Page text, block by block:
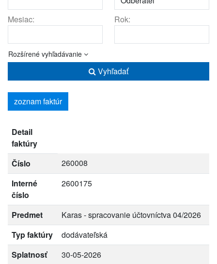
Mesiac: Rok:
Rozšírené vyhľadávanie
Vyhľadať
zoznam faktúr
Detail
faktúry
Číslo
260008
Interné
číslo
2600175
Predmet
Karas - spracovanie účtovníctva 04/2026
Typ faktúry
dodávateľská
Splatnosť
30-05-2026